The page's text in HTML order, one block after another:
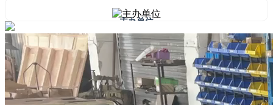
主办单位